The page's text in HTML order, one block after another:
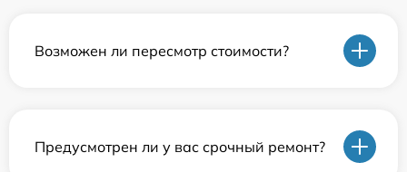
Возможен ли пересмотр стоимости?
Предусмотрен ли у вас срочный ремонт?